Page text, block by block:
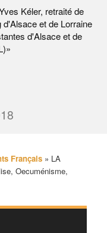
Kéler, retraité de
et de Lorraine
d'Alsace et de
Français » LA
Oecuménisme,